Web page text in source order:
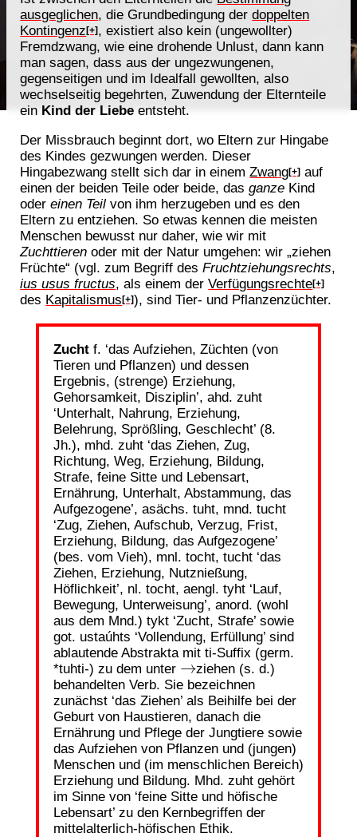
ausgeglichen, die Grundbedingung derdoppelten
Kontingenz[+] , existiert also kein (ungewollter)
Fremdzwang, wie eine drohende Unlust, dann kann
man sagen, dass aus der ungezwungenen,
gegenseitigen und im Idealfall gewollten, also
wechselseitig begehrten, Zuwendung der Elternteile
ein Kind der Liebe entsteht.
Der Missbrauch beginnt dort, wo Eltern zur Hingabe
des Kindes gezwungen werden. Dieser
Hingabezwang stellt sich dar in einemZwang[+] auf
einen der beiden Teile oder beide, dasganze Kind
odereinen Teil von ihm herzugeben und es den
Eltern zu entziehen. So etwas kennen die meisten
Menschen bewusst nur daher, wie wir mit
Zuchttieren oder mit der Natur umgehen: wir „ziehen
Früchte“ (vgl. zum Begriff desFruchtziehungsrechts,
ius usus fructus, als einem derVerfügungsrechte[+]
des Kapitalismus[+]), sind Tier- und Pflanzenzüchter.
Zuchtf. ‘das Aufziehen, Züchten (von
Tieren und Pflanzen) und dessen
Ergebnis, (strenge) Erziehung,
Gehorsamkeit, Disziplin’, ahd. zuht
‘Unterhalt, Nahrung, Erziehung,
Belehrung, Sprößling, Geschlecht’ (8.
Jh.), mhd. zuht ‘das Ziehen, Zug,
Richtung, Weg, Erziehung, Bildung,
Strafe, feine Sitte und Lebensart,
Ernährung, Unterhalt, Abstammung, das
Aufgezogene’, asächs. tuht, mnd. tucht
‘Zug, Ziehen, Aufschub, Verzug, Frist,
Erziehung, Bildung, das Aufgezogene’
(bes. vom Vieh), mnl. tocht, tucht ‘das
Ziehen, Erziehung, Nutznießung,
Höflichkeit’, nl. tocht, aengl. tyht ‘Lauf,
Bewegung, Unterweisung’, anord. (wohl
aus dem Mnd.) tykt ‘Zucht, Strafe’ sowie
got. ustaúhts ‘Vollendung, Erfüllung’ sind
ablautende Abstrakta mit ti-Suffix (germ.
*tuhti-) zu dem unter
→
ziehen (s. d.)
behandelten Verb. Sie bezeichnen
zunächst ‘das Ziehen’ als Beihilfe bei der
Geburt von Haustieren, danach die
Ernährung und Pflege der Jungtiere sowie
das Aufziehen von Pflanzen und (jungen)
Menschen und (im menschlichen Bereich)
Erziehung und Bildung. Mhd. zuht gehört
im Sinne von ‘feine Sitte und höfische
Lebensart’ zu den Kernbegriffen der
mittelalterlich-höfischen Ethik.